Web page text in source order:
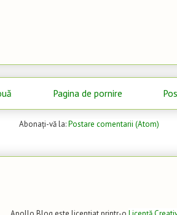
Pagina de pornire
Abonați-vă la:Postare comentarii (Atom)